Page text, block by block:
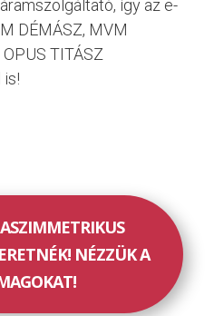
így az e-
DÉMÁSZ, MVM
TITÁSZ
is!
NÉZZÜK A